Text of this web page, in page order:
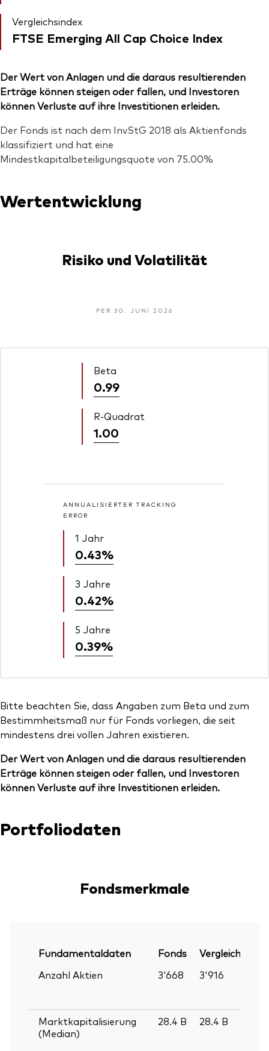
Vergleichsindex
FTSE Emerging All Cap Choice Index
Der Wert von Anlagen und die daraus resultierenden
Erträge können steigen oder fallen, und Investoren
können Verluste auf ihre Investitionen erleiden.
Der Fonds ist nach dem InvStG 2018 als Aktienfonds
klassifiziert und hat eine
Mindestkapitalbeteiligungsquote von 75.00%
Wertentwicklung
Risiko und Volatilität
PER 30. JUNI 2026
Beta
0.99
R-Quadrat
1.00
ANNUALISIERTER TRACKING
ERROR
1 Jahr
0.43%
3 Jahre
0.42%
5 Jahre
0.39%
Bitte beachten Sie, dass Angaben zum Beta und zum
Bestimmheitsmaß nur für Fonds vorliegen, die seit
mindestens drei vollen Jahren existieren.
Der Wert von Anlagen und die daraus resultierenden
Erträge können steigen oder fallen, und Investoren
können Verluste auf ihre Investitionen erleiden.
Portfoliodaten
Fondsmerkmale
Fundamentaldaten Fonds
Vergleichsindex
Anzahl Aktien
3'668 3'916
Marktkapitalisierung
(Median)
28.4 B 28.4 B